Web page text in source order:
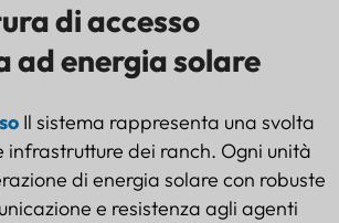
di accesso
ad energia solare
Il sistema rappresenta una svolta
infrastrutture dei ranch. Ogni unità
di energia solare con robuste
e resistenza agli agenti